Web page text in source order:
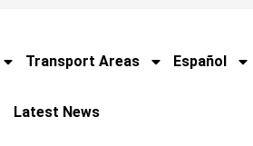
Transport Areas Español
Latest News